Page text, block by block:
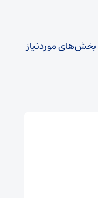
بخش‌های موردنیاز